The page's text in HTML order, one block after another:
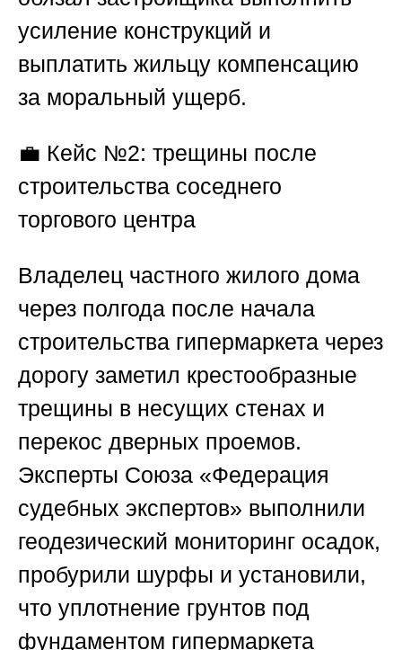
усиление конструкций и
выплатить жильцу компенсацию
за моральный ущерб.
💼 Кейс №2: трещины после
строительства соседнего
торгового центра
Владелец частного жилого дома
через полгода после начала
строительства гипермаркета через
дорогу заметил крестообразные
трещины в несущих стенах и
перекос дверных проемов.
Эксперты Союза «Федерация
судебных экспертов» выполнили
геодезический мониторинг осадок,
пробурили шурфы и установили,
что уплотнение грунтов под
фундаментом гипермаркета